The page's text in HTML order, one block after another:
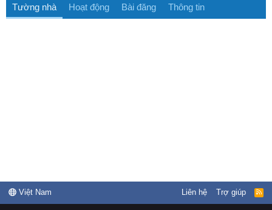
Tường nhà Hoạt động Bài đăng Thông tin
Việt Nam Liên hệ Trợ giúp
R